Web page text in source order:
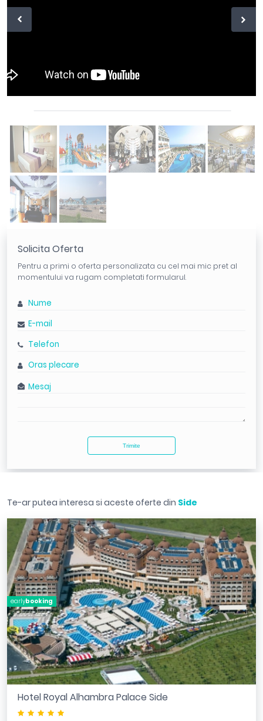
Solicita Oferta
Pentru a primi o oferta personalizata cu cel mai mic pret al
momentului va rugam completati formularul.
Te-ar putea interesa si aceste oferte din Side
Hotel Royal Alhambra Palace Side
earlybooking